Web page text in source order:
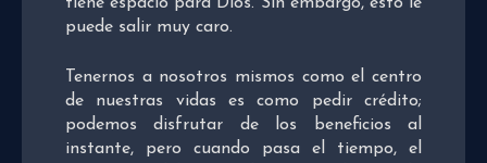
tiene espacio para Dios. Sin embargo, esto le
puede salir muy caro.
Tenernos a nosotros mismos como el centro
de nuestras vidas es como pedir crédito;
podemos disfrutar de los beneficios al
instante, pero cuando pasa el tiempo, el